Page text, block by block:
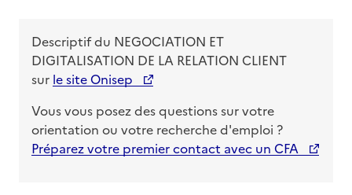
Descriptif du NEGOCIATION ET
DIGITALISATION DE LA RELATION CLIENT
sur le site Onisep
Vous vous posez des questions sur votre
orientation ou votre recherche d'emploi ?
Préparez votre premier contact avec un CFA